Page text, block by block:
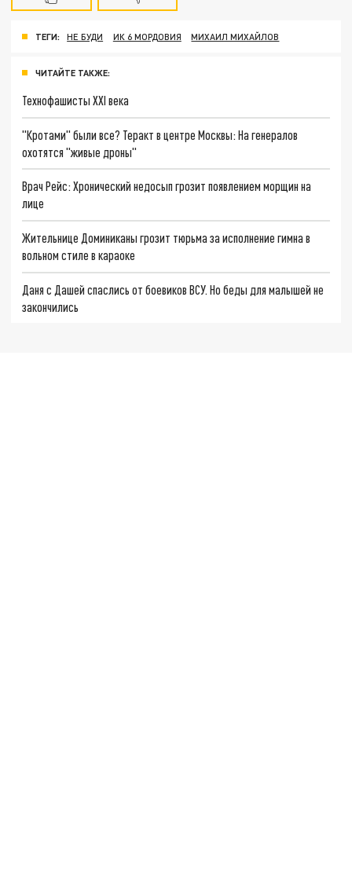
ТЕГИ: НЕ БУДИ ИК 6 МОРДОВИЯ МИХАИЛ МИХАЙЛОВ
ЧИТАЙТЕ ТАКЖЕ:
Технофашисты XXI века
"Кротами" были все? Теракт в центре Москвы: На генералов
охотятся "живые дроны"
Врач Рейс: Хронический недосып грозит появлением морщин на
лице
Жительнице Доминиканы грозит тюрьма за исполнение гимна в
вольном стиле в караоке
Даня с Дашей спаслись от боевиков ВСУ. Но беды для малышей не
закончились